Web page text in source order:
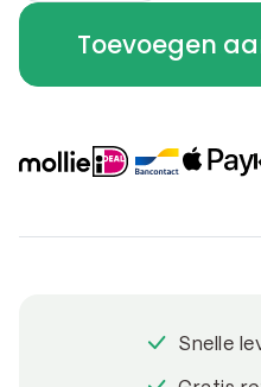
felsrand
bocht
30
Toevoegen
Snelle